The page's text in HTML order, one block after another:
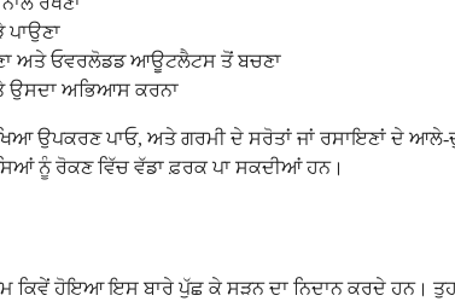
ਅਤੇ ਓਵਰਲੋਡਡ ਆਊਟਲੈਟਸ ਤੋਂ ਬਚਣਾ
ਉਸਦਾ ਅਭਿਆਸ ਕਰਨਾ
ਉਪਕਰਣ ਪਾਓ, ਅਤੇ ਗਰਮੀ ਦੇ ਸਰੋਤਾਂ ਜਾਂ ਰਸਾਇਣਾਂ
ਨੂੰ ਰੋਕਣ ਵਿੱਚ ਵੱਡਾ ਫ਼ਰਕ ਪਾ ਸਕਦੀਆਂ ਹਨ।
ਕਿਵੇਂ ਹੋਇਆ ਇਸ ਬਾਰੇ ਪੁੱਛ ਕੇ ਸੜਨ ਦਾ ਨਿਦਾਨ ਕਰਦੇ ਹਨ।